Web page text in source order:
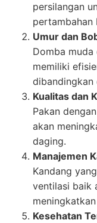
persilangan
Umur dan
Domba
memiliki
dibandingkan
Kualitas dan
Pakan
akan
daging.
Manajemen
Kandang
ventilasi baik
Kesehatan